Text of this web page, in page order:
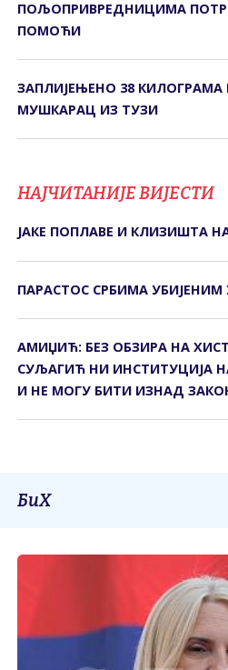
ПОЉОПРИВРЕДНИЦИМА
ПОМОЋИ
ЗАПЛИЈЕЊЕНО 38
МУШКАРАЦ ИЗ ТУЗИ
НАЈЧИТАНИЈЕ ВИЈЕСТИ
ЈАКЕ ПОПЛАВЕ И КЛИЗИШТА
ПАРАСТОС СРБИМА УБИЈЕНИМ
АМИЏИЋ: БЕЗ ОБЗИРА НА
СУЉАГИЋ НИ ИНСTИTУЦИЈА
И НЕ МОГУ БИTИ ИЗНАД
БиХ